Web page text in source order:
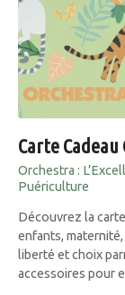
Carte
Orchestra :
Puériculture
Découvrez la
enfants,
liberté et choix
accessoires pour